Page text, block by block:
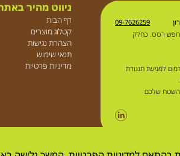
09-7626259
חפש רסס. כחלק
למניעת תנגודת
השטח שלכם
ניווט מהיר
דף הבית
קטלוג מוצרים
הצהרת נגישות
תנאי שימוש
מדיניות פרטיות